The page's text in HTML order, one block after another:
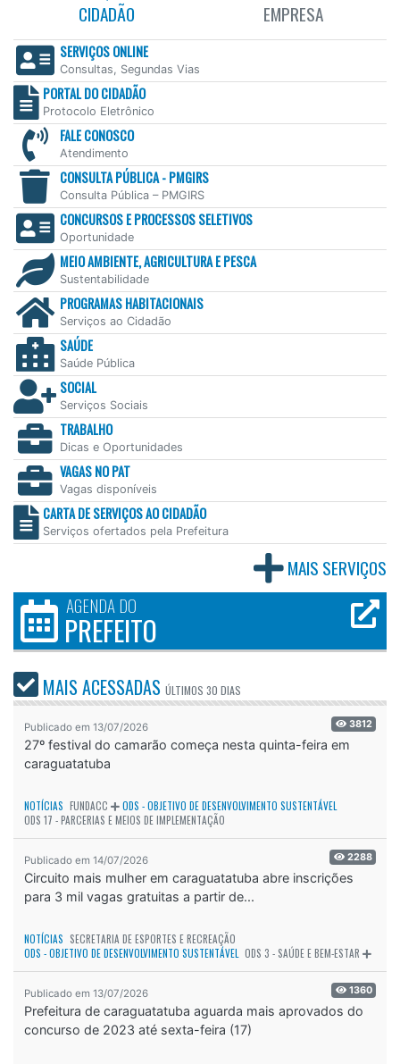
CIDADÃO EMPRESA
SERVIÇOS ONLINE
Consultas, Segundas Vias
PORTAL DO CIDADÃO
Protocolo Eletrônico
FALE CONOSCO
Atendimento
CONSULTA PÚBLICA - PMGIRS
Consulta Pública – PMGIRS
CONCURSOS E PROCESSOS SELETIVOS
Oportunidade
MEIO AMBIENTE, AGRICULTURA E PESCA
Sustentabilidade
PROGRAMAS HABITACIONAIS
Serviços ao Cidadão
SAÚDE
Saúde Pública
SOCIAL
Serviços Sociais
TRABALHO
Dicas e Oportunidades
VAGAS NO PAT
Vagas disponíveis
CARTA DE SERVIÇOS AO CIDADÃO
Serviços ofertados pela Prefeitura
MAIS SERVIÇOS
AGENDA DO
PREFEITO
MAIS ACESSADAS ÚLTIMOS 30 DIAS
Publicado em 13/07/2026 3812
27º festival do camarão começa nesta quinta-feira em
caraguatatuba
NOTÍCIAS FUNDACC
ODS - OBJETIVO DE DESENVOLVIMENTO SUSTENTÁVEL
ODS 17 - PARCERIAS E MEIOS DE IMPLEMENTAÇÃO
Publicado em 14/07/2026 2288
Circuito mais mulher em caraguatatuba abre inscrições
para 3 mil vagas gratuitas a partir de...
NOTÍCIAS SECRETARIA DE ESPORTES E RECREAÇÃO
ODS - OBJETIVO DE DESENVOLVIMENTO SUSTENTÁVEL ODS 3 - SAÚDE E BEM-ESTAR
Publicado em 13/07/2026 1360
Prefeitura de caraguatatuba aguarda mais aprovados do
concurso de 2023 até sexta-feira (17)